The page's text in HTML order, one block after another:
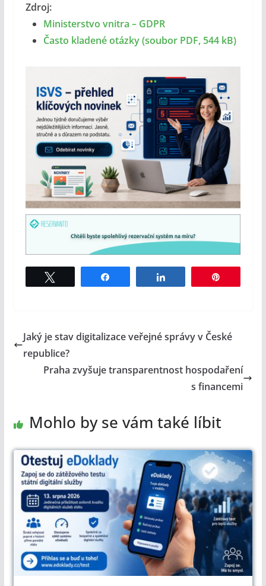
Zdroj:
Ministerstvo vnitra – GDPR
Často kladené otázky (soubor PDF, 544 kB)
Jaký je stav digitalizace veřejné správy v České
republice?
Praha zvyšuje transparentnost hospodaření
s financemi
Mohlo by se vám také líbit